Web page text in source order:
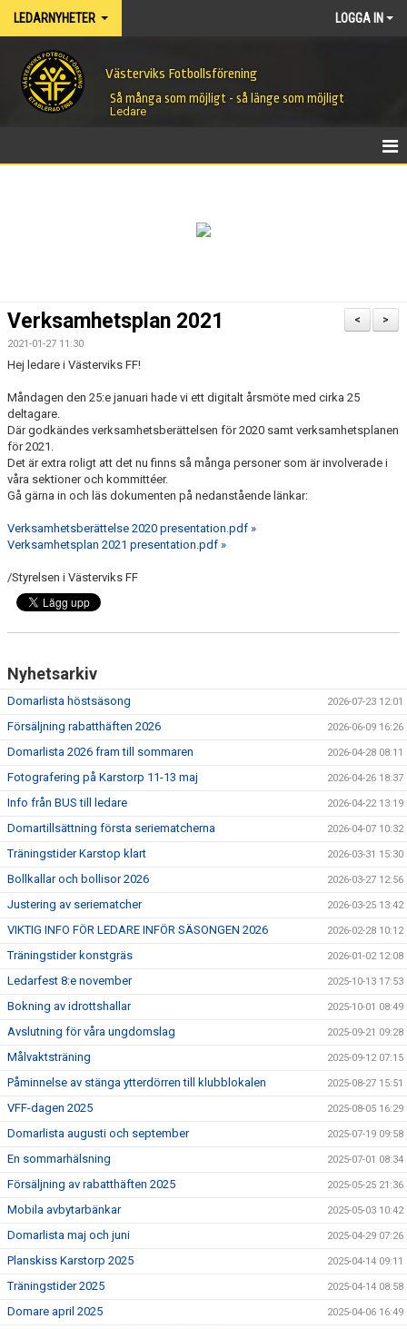
LEDARNYHETER LOGGA IN
Västerviks Fotbollsförening
Så många som möjligt - så länge som möjligt
Ledare
>
<
Verksamhetsplan 2021
2021-01-27 11:30
Hej ledare i Västerviks FF!
Måndagen den 25:e januari hade vi ett digitalt årsmöte med cirka 25
deltagare.
Där godkändes verksamhetsberättelsen för 2020 samt verksamhetsplanen
för 2021.
Det är extra roligt att det nu finns så många personer som är involverade i
våra sektioner och kommittéer.
Gå gärna in och läs dokumenten på nedanstående länkar:
Verksamhetsberättelse 2020 presentation.pdf »
Verksamhetsplan 2021 presentation.pdf »
/Styrelsen i Västerviks FF
Nyhetsarkiv
Domarlista höstsäsong 2026-07-23 12:01
Försäljning rabatthäften 2026 2026-06-09 16:26
Domarlista 2026 fram till sommaren 2026-04-28 08:11
Fotografering på Karstorp 11-13 maj 2026-04-26 18:37
Info från BUS till ledare 2026-04-22 13:19
Domartillsättning första seriematcherna 2026-04-07 10:32
Träningstider Karstop klart 2026-03-31 15:30
Bollkallar och bollisor 2026 2026-03-27 12:56
Justering av seriematcher 2026-03-25 13:42
VIKTIG INFO FÖR LEDARE INFÖR SÄSONGEN 2026 2026-02-28 10:12
Träningstider konstgräs 2026-01-02 12:08
Ledarfest 8:e november 2025-10-13 17:53
Bokning av idrottshallar 2025-10-01 08:49
Avslutning för våra ungdomslag 2025-09-21 09:28
Målvaktsträning 2025-09-12 07:15
Påminnelse av stänga ytterdörren till klubblokalen 2025-08-27 15:51
VFF-dagen 2025 2025-08-05 16:29
Domarlista augusti och september 2025-07-19 09:58
En sommarhälsning 2025-07-01 08:34
Försäljning av rabatthäften 2025 2025-05-25 21:36
Mobila avbytarbänkar 2025-05-03 10:42
Domarlista maj och juni 2025-04-29 07:26
Planskiss Karstorp 2025 2025-04-14 09:11
Träningstider 2025 2025-04-14 08:58
Domare april 2025 2025-04-06 16:49